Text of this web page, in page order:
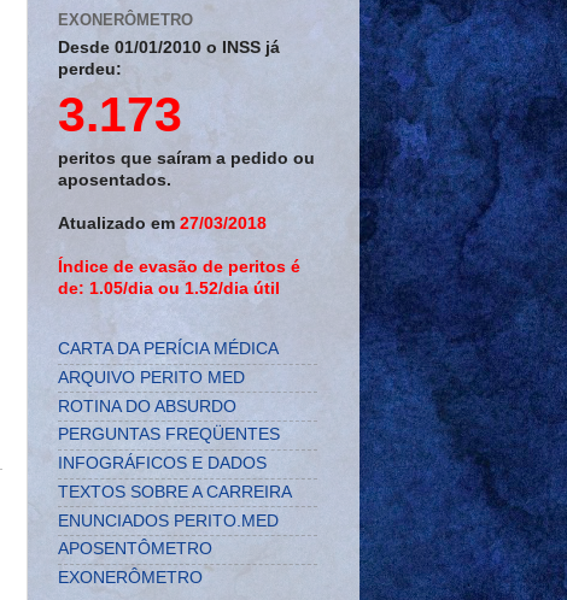
EXONERÔMETRO
Desde 01/01/2010 o INSS já
perdeu:
3.173
peritos que saíram a pedido ou
aposentados.
Atualizado em 27/03/2018
Índice de evasão de peritos é
de: 1.05/dia ou 1.52/dia útil
CARTA DA PERÍCIA MÉDICA
ARQUIVO PERITO MED
ROTINA DO ABSURDO
PERGUNTAS FREQÜENTES
INFOGRÁFICOS E DADOS
TEXTOS SOBRE A CARREIRA
ENUNCIADOS PERITO.MED
APOSENTÔMETRO
EXONERÔMETRO